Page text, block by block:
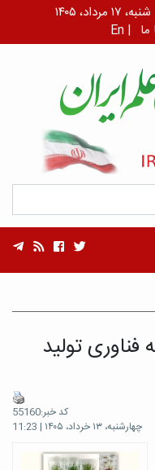
En |
فناوری تولید
کد خبر:55160
چهارشنبه، ۱۳ خرداد، ۱۴۰۵ | 11:23